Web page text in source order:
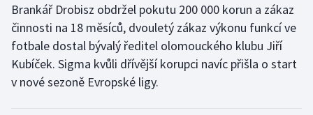
Brankář Drobisz obdržel pokutu 200 000 korun a zákaz
činnosti na 18 měsíců, dvouletý zákaz výkonu funkcí ve
fotbale dostal bývalý ředitel olomouckého klubu Jiří
Kubíček. Sigma kvůli dřívější korupci navíc přišla o start
v nové sezoně Evropské ligy.